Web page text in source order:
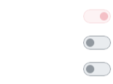
La red de
más de 26.000
VIDA NUEVA
Your consent and the
View Partner List (1
We use your data for the
IAB processing purposes: